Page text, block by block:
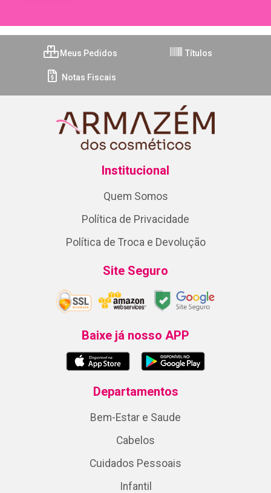
Meus Pedidos Títulos
Notas Fiscais
Institucional
Quem Somos
Política de Privacidade
Política de Troca e Devolução
Site Seguro
Baixe já nosso APP
Departamentos
Bem-Estar e Saude
Cabelos
Cuidados Pessoais
Infantil